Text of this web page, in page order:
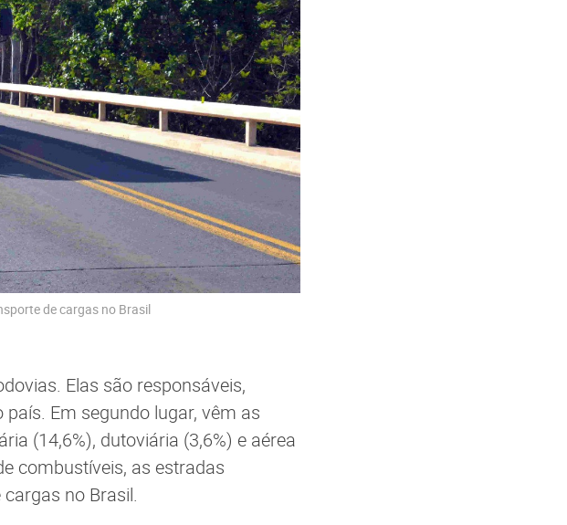
de cargas no Brasil
Elas são responsáveis,
Em segundo lugar, vêm as
(14,6%), dutoviária (3,6%) e aérea
combustíveis, as estradas
no Brasil.